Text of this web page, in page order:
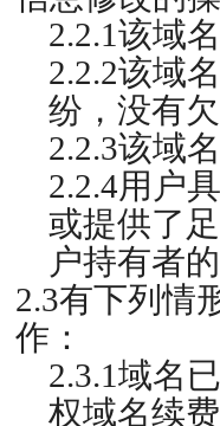
2.2.1该域
2.2.2该域
纷，没有
2.2.3该域
2.2.4用户
或提供了
户持有者
2.3有下列情
作：
2.3.1域名
权域名续